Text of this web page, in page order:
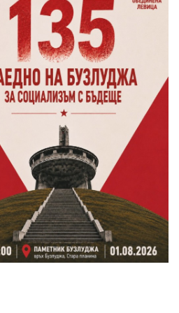
АВТОРИ
РЕДАКЦИЯ
РЕКЛАМА
АБОНАМЕНТ
УСЛОВИЯ ЗА ПОЛЗВАНЕ
ПОЛИТИКА ЗА БИСКВИТКИТЕ
ПОЛИТИКАТА ЗА